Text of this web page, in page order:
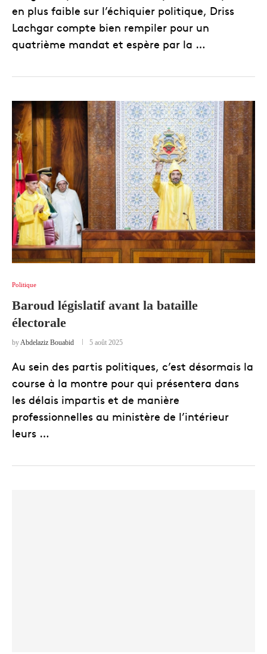
en plus faible sur l’échiquier politique, Driss
Lachgar compte bien rempiler pour un
quatrième mandat et espère par la …
Politique
Baroud législatif avant la bataille
électorale
byAbdelaziz Bouabid 5 août 2025
Au sein des partis politiques, c’est désormais la
course à la montre pour qui présentera dans
les délais impartis et de manière
professionnelles au ministère de l’intérieur
leurs …